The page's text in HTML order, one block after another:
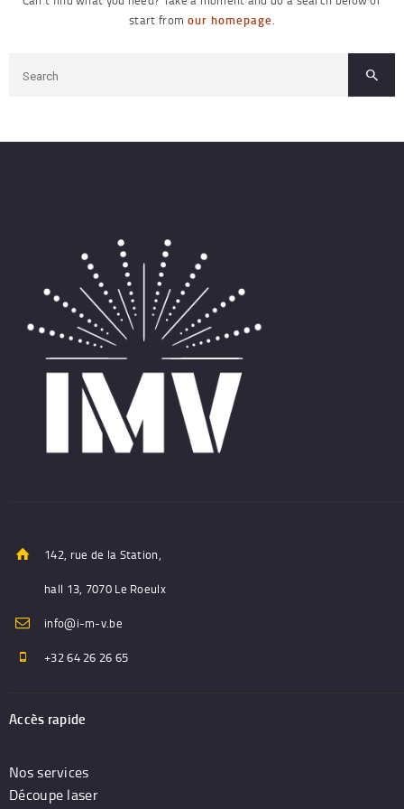
start from our homepage.
142, rue de la Station,
hall 13, 7070 Le Roeulx
info@i-m-v.be
+32 64 26 26 65
Accès rapide
Nos services
Découpe laser